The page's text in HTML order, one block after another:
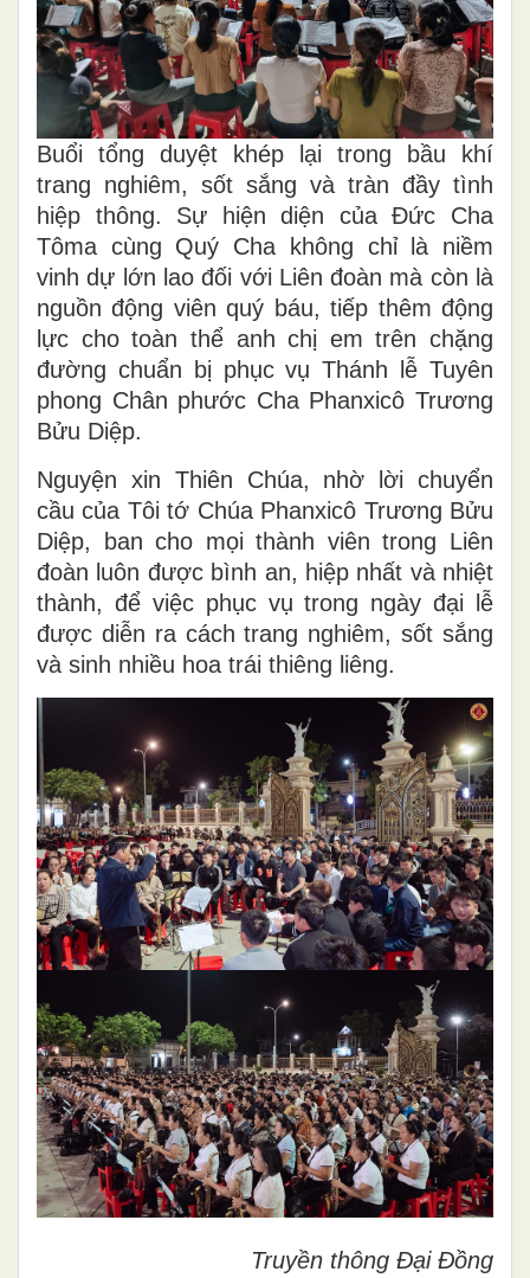
Buổi tổng duyệt khép lại trong bầu khí
trang nghiêm, sốt sắng và tràn đầy tình
hiệp thông. Sự hiện diện của Đức Cha
Tôma cùng Quý Cha không chỉ là niềm
vinh dự lớn lao đối với Liên đoàn mà còn là
nguồn động viên quý báu, tiếp thêm động
lực cho toàn thể anh chị em trên chặng
đường chuẩn bị phục vụ Thánh lễ Tuyên
phong Chân phước Cha Phanxicô Trương
Bửu Diệp.
Nguyện xin Thiên Chúa, nhờ lời chuyển
cầu của Tôi tớ Chúa Phanxicô Trương Bửu
Diệp, ban cho mọi thành viên trong Liên
đoàn luôn được bình an, hiệp nhất và nhiệt
thành, để việc phục vụ trong ngày đại lễ
được diễn ra cách trang nghiêm, sốt sắng
và sinh nhiều hoa trái thiêng liêng.
Truyền thông Đại Đồng